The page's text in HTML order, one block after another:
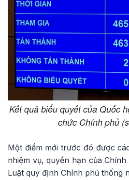
Kết quả biểu quyết của Quốc
chức Chính phủ
Một điểm mới trước đó được
nhiệm vụ, quyền hạn của
Luật quy định Chính phủ thống